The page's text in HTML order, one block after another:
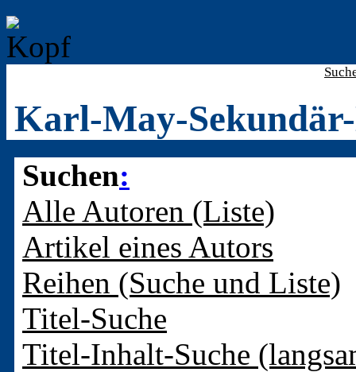
Karl-May-
Suchen:
Alle Autoren (Liste)
Artikel eines Autors
Reihen (Suche und Liste)
Titel-Suche
Titel-Inhalt-Suche